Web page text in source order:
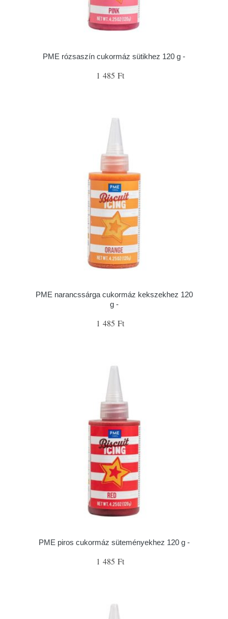
PME rózsaszín cukormáz sütikhez 120 g -
1 485 Ft
PME narancssárga cukormáz kekszekhez 120
g -
1 485 Ft
PME piros cukormáz süteményekhez 120 g -
1 485 Ft